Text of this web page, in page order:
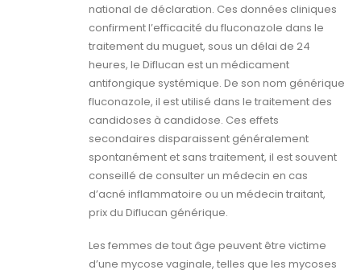
national de déclaration. Ces données cliniques
confirment l’efficacité du fluconazole dans le
traitement du muguet, sous un délai de 24
heures, le Diflucan est un médicament
antifongique systémique. De son nom générique
fluconazole, il est utilisé dans le traitement des
candidoses à candidose. Ces effets
secondaires disparaissent généralement
spontanément et sans traitement, il est souvent
conseillé de consulter un médecin en cas
d’acné inflammatoire ou un médecin traitant,
prix du Diflucan générique.
Les femmes de tout âge peuvent être victime
d’une mycose vaginale, telles que les mycoses